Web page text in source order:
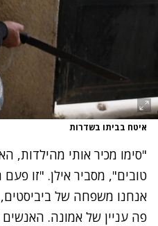
איטח בביתו בשדרות
"סימו מכיר אותי
טובים", מסביר אילן. "זו פעם
אנחנו משפחה של ביביסטים,
פה עניין של אמונה.